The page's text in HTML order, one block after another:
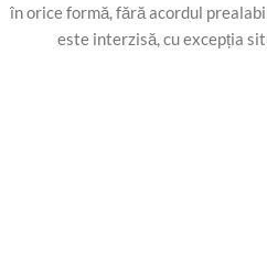
în orice formă, fără acordul
este interzisă, cu excepția